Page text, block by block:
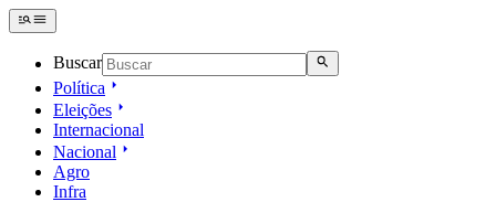
Buscar
Política
Eleições
Internacional
Nacional
Agro
Infra